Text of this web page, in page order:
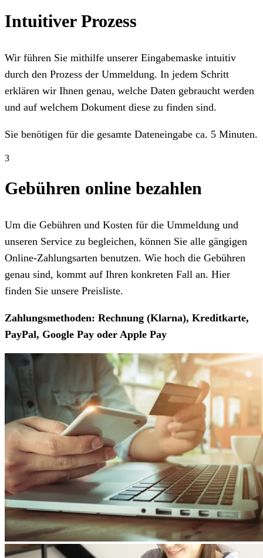
Intuitiver Prozess
Wir führen Sie mithilfe unserer Eingabemaske intuitiv
durch den Prozess der Ummeldung. In jedem Schritt
erklären wir Ihnen genau, welche Daten gebraucht werden
und auf welchem Dokument diese zu finden sind.
Sie benötigen für die gesamte Dateneingabe ca. 5 Minuten.
3
Gebühren online bezahlen
Um die Gebühren und Kosten für die Ummeldung und
unseren Service zu begleichen, können Sie alle gängigen
Online-Zahlungsarten benutzen. Wie hoch die Gebühren
genau sind, kommt auf Ihren konkreten Fall an. Hier
finden Sie unsere Preisliste.
Zahlungsmethoden: Rechnung (Klarna), Kreditkarte,
PayPal, Google Pay oder Apple Pay